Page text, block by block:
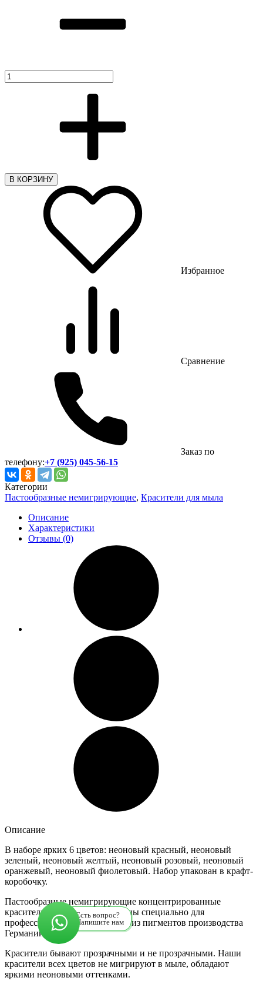
В КОРЗИНУ
Избранное
Сравнение
Заказ по
телефону:+7 (925) 045-56-15
Категории
Пастообразные немигрирующие, Красители для мыла
Описание
Характеристики
Отзывы (0)
Описание
В наборе ярких 6 цветов: неоновый красный, неоновый
зеленый, неоновый желтый, неоновый розовый, неоновый
оранжевый, неоновый фиолетовый. Набор упакован в крафт-
коробочку.
Пастообразные немигрирующие концентрированные
красители для мыла изготовлены специально для
профессиональных мыловаров из пигментов производства
Германии.
Красители бывают прозрачными и не прозрачными. Наши
красители всех цветов не мигрируют в мыле, обладают
яркими неоновыми оттенками.
Есть вопрос?
Напишите нам